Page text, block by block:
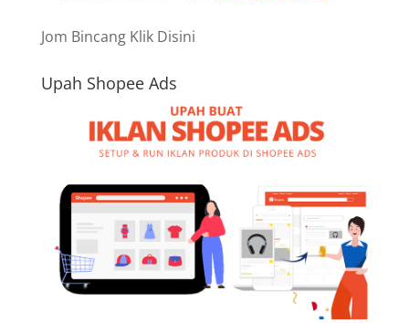
Jom Bincang Klik Disini
Upah Shopee Ads